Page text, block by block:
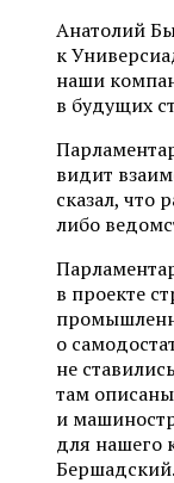
Анатолий
к
наши
в будущих
видит
сказал, что
либо
в проекте
о
не
там описаны
и
для нашего
Бершадский.